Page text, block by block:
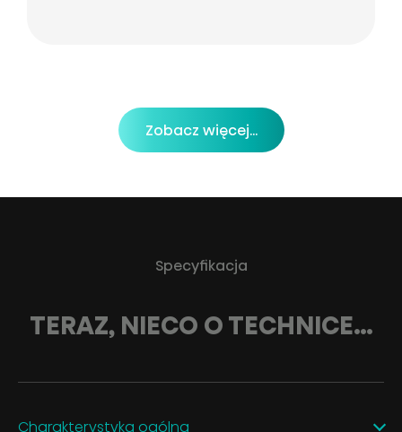
Zobacz więcej...
Specyfikacja
TERAZ, NIECO O TECHNICE…
Charakterystyka ogólna